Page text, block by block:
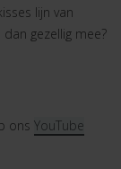
lijn van
gezellig mee?
ons YouTube